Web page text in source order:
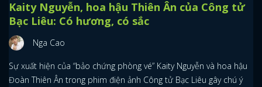
Kaity Nguyễn, hoa hậu Thiên Ân của Công tử
Bạc Liêu: Có hương, có sắc
Nga Cao
Sự xuất hiện của “bảo chứng phòng vé” Kaity Nguyễn và hoa hậu
Đoàn Thiên Ân trong phim điện ảnh Công tử Bạc Liêu gây chú ý